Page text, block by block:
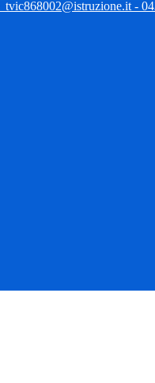
tvic868002@istruzione.it -